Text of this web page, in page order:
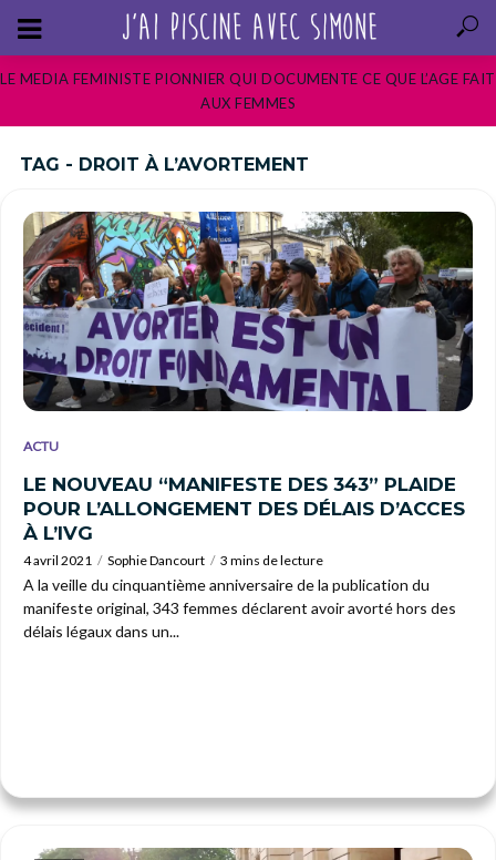
LE MEDIA FEMINISTE PIONNIER QUI DOCUMENTE CE QUE L’AGE FAIT
AUX FEMMES
TAG - DROIT À L’AVORTEMENT
ACTU
LE NOUVEAU “MANIFESTE DES 343” PLAIDE
POUR L’ALLONGEMENT DES DÉLAIS D’ACCES
À L’IVG
4 avril 2021 Sophie Dancourt 3 mins de lecture
A la veille du cinquantième anniversaire de la publication du
manifeste original, 343 femmes déclarent avoir avorté hors des
délais légaux dans un...